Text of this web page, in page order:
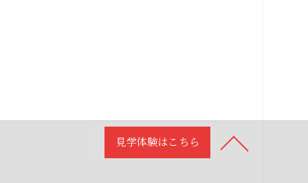
見学体験はこちら